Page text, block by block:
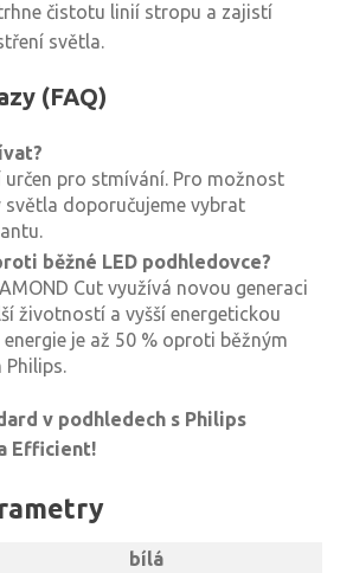
čistotu linií stropu a zajistí
světla.
(FAQ)
pro stmívání. Pro možnost
světla doporučujeme vybrat
běžné LED podhledovce?
Cut využívá novou generaci
životností a vyšší energetickou
je až 50 % oproti běžným
Philips.
v podhledech s Philips
Efficient!
bílá